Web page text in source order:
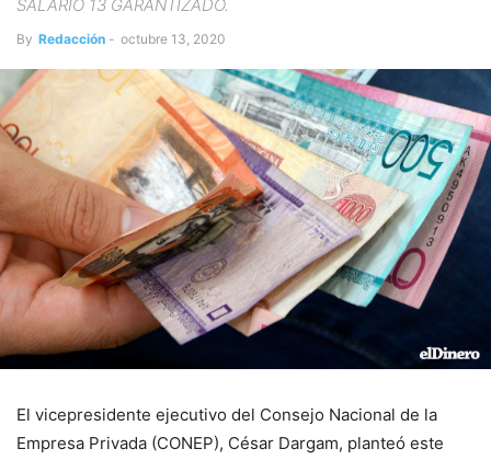
SALARIO 13 GARANTIZADO.
By Redacción - octubre 13, 2020
El vicepresidente ejecutivo del Consejo Nacional de la
Empresa Privada (CONEP), César Dargam, planteó este